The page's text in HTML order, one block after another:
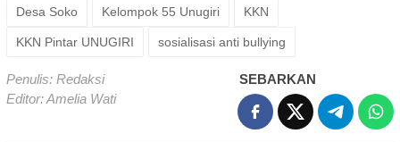
Desa Soko Kelompok 55 Unugiri KKN
KKN Pintar UNUGIRI sosialisasi anti bullying
Penulis: Redaksi
Editor: Amelia Wati
SEBARKAN